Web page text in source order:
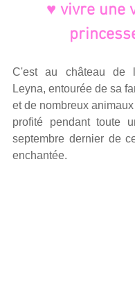
♥ vivre une
C'est au château de
Leyna, entourée de sa
et de nombreux
profité pendant toute
septembre dernier de
enchantée.